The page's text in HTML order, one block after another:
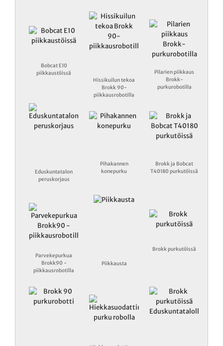
Bobcat E10
piikkaustöissä
Hissikuilun tekoa
Brokk 90-
piikkausrobotilla
Pilarien piikkaus
Brokk-
purkurobotilla
Eduskuntatalon
peruskorjaus
Pihakannen
konepurku
Brokk ja Bobcat
T40180 purkutöissä
Parvekepurkua
Brokk90 -
piikkausrobotilla
Piikkausta
Brokk purkutöissä